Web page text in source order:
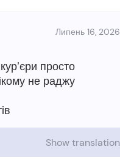
Липень 16, 2026
просто
Show translation